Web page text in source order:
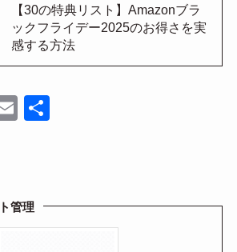
【30の特典リスト】Amazonブラ
ックフライデー2025のお得さを実
感する方法
E 共
管理